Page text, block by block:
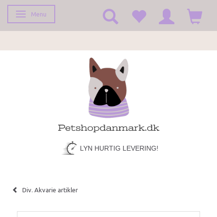
Skifte navigation
Menu
LYN HURTIG LEVERING!
Div. Akvarie artikler